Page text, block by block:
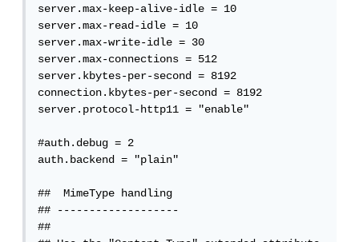
server.max-keep-alive-idle = 10
server.max-read-idle = 10
server.max-write-idle = 30
server.max-connections = 512
server.kbytes-per-second = 8192
connection.kbytes-per-second = 8192
server.protocol-http11 = "enable"
#auth.debug = 2
auth.backend = "plain"
##  MimeType handling
## -------------------
##